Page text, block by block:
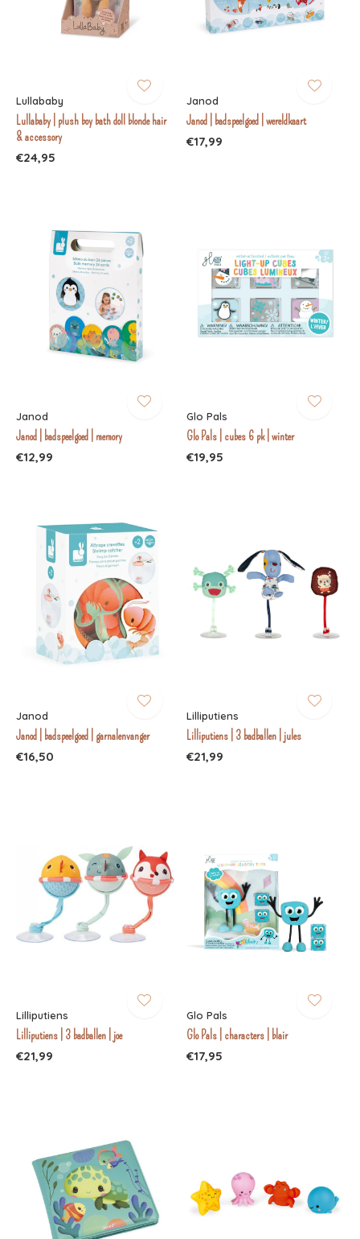
Lullababy
Lullababy | plush boy bath doll blonde hair
& accessory
€24,95
Janod
Janod | badspeelgoed | wereldkaart
€17,99
Janod
Janod | badspeelgoed | memory
€12,99
Glo Pals
Glo Pals | cubes 6 pk | winter
€19,95
Janod
Janod | badspeelgoed | garnalenvanger
€16,50
Lilliputiens
Lilliputiens | 3 badballen | jules
€21,99
Lilliputiens
Lilliputiens | 3 badballen | joe
€21,99
Glo Pals
Glo Pals | characters | blair
€17,95